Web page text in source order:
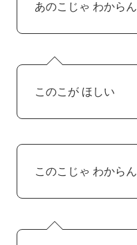
あのこじゃ わからん
このこが ほしい
このこじゃ わからん